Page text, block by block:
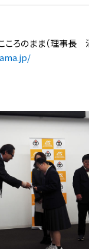
ろのまま（理事長